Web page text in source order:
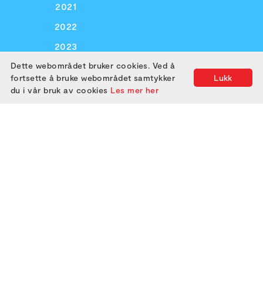
2021
2022
2023
ABOUT US
Lukk
Dette webområdet bruker cookies. Ved å
fortsette å bruke webområdet samtykker
du i vår bruk av cookies Les mer her